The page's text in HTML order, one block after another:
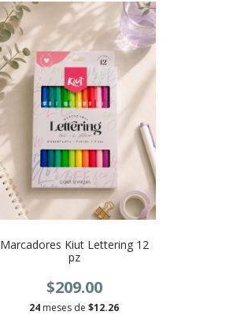
Marcadores Kiut Lettering 12
pz
$209.00
24 meses de$12.26